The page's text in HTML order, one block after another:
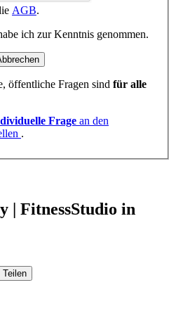
AGB.
ich zur Kenntnis genommen.
öffentliche Fragen sind für alle
Frage an den
.
| FitnessStudio in
Teilen